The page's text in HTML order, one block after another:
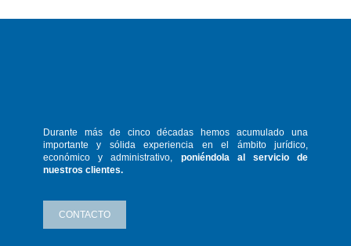
Durante más de cinco décadas hemosacumulado una
importante y sólidaexperiencia en el ámbito jurídico,
económico y administrativo, poniéndola al servicio de
nuestros clientes.
CONTACTO